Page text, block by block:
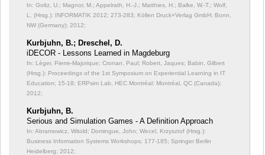
In: Goltz, U.; Magnor, M.; Appelrath, H.-J.; Matthies, H.; Balke, W.-T.; Wolf,
L. (Hrsg.): INFORMATIK 2012; 273-283; Köllen Druck+Verlag GmbH; Bonn,
NW (Germany); 2012;
Kurbjuhn, B.; Dreschel, D.
iDECOR - Lessons Learned in Magdeburg
In: Léger, Pierre-Majorique; Cronan, Paul; Robert, Jaques; Babin, Gilbert
(Hrsg.): Proceedings of the 1st Symposium on Experiential Learning in IT
Education; 15-18; ERPsim Lab, HEC Montréal; Montréal, QC (Canada);
2012;
Kurbjuhn, B.
Serious and Simulation Games - A Definition Approach
In: Abramowicz, Witold; Domingue, John; Wecel, Krzysztof (Hrsg.):
Business Information Systems Workshops; 177-185; Springer Berlin
Heidelberg; 2012;